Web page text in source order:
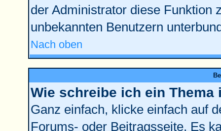
der Administrator diese Funktion
unbekannten Benutzern
Nach oben
Wie schreibe ich ein Thema
Ganz einfach, klicke einfach auf
Forums- oder Beitragsseite. Es